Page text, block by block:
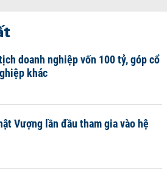
doanh nghiệp vốn 100 tỷ, góp cổ
khác
Vượng lần đầu tham gia vào hệ